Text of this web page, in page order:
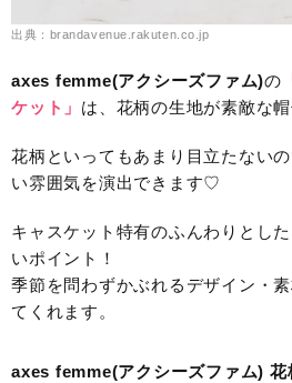
出典：brandavenue.rakuten.co.jp
axes femme(アクシーズファム)の
ケット」 は、花柄の生地が素敵な帽
花柄といってもあまり目立たない
い雰囲気を演出できます♡
キャスケット特有のふんわりとし
いポイント！
季節を問わずかぶれるデザイン・
てくれます。
axes femme(アクシーズファム) 花